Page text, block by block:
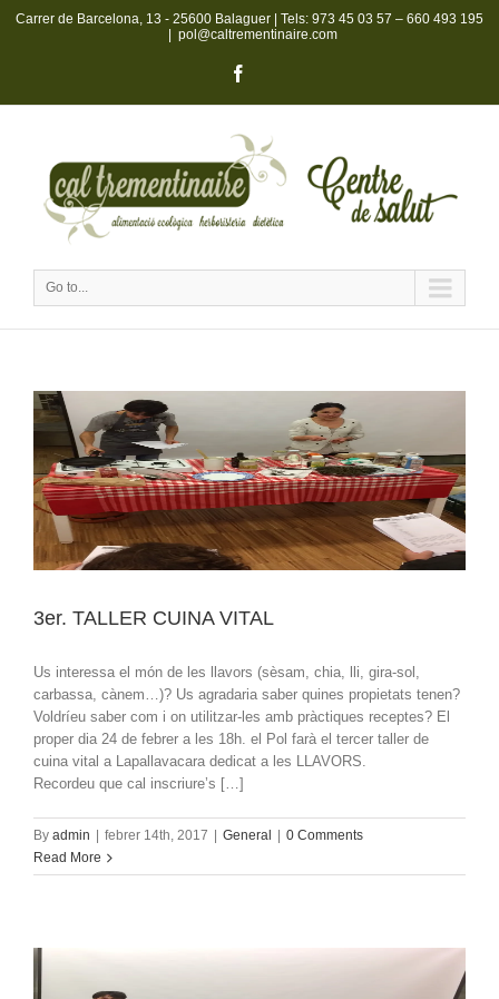
Carrer de Barcelona, 13 - 25600 Balaguer | Tels: 973 45 03 57 – 660 493 195
pol@caltrementinaire.com
Go to...
3er. TALLER CUINA VITAL
Us interessa el món de les llavors (sèsam, chia, lli, gira-sol,
carbassa, cànem…)? Us agradaria saber quines propietats tenen?
Voldríeu saber com i on utilitzar-les amb pràctiques receptes? El
proper dia 24 de febrer a les 18h. el Pol farà el tercer taller de
cuina vital a Lapallavacara dedicat a les LLAVORS.
Recordeu que cal inscriure’s […]
By admin | febrer 14th, 2017 | General | 0 Comments
Read More